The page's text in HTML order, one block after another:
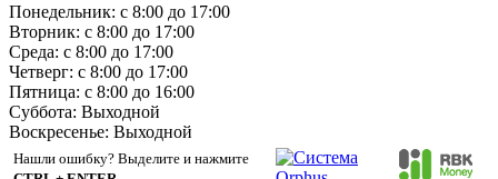
Понедельник: с 8:00 до 17:00
Вторник: с 8:00 до 17:00
Среда: с 8:00 до 17:00
Четверг: с 8:00 до 17:00
Пятница: с 8:00 до 16:00
Суббота: Выходной
Воскресенье: Выходной
Нашли ошибку? Выделите и нажмите